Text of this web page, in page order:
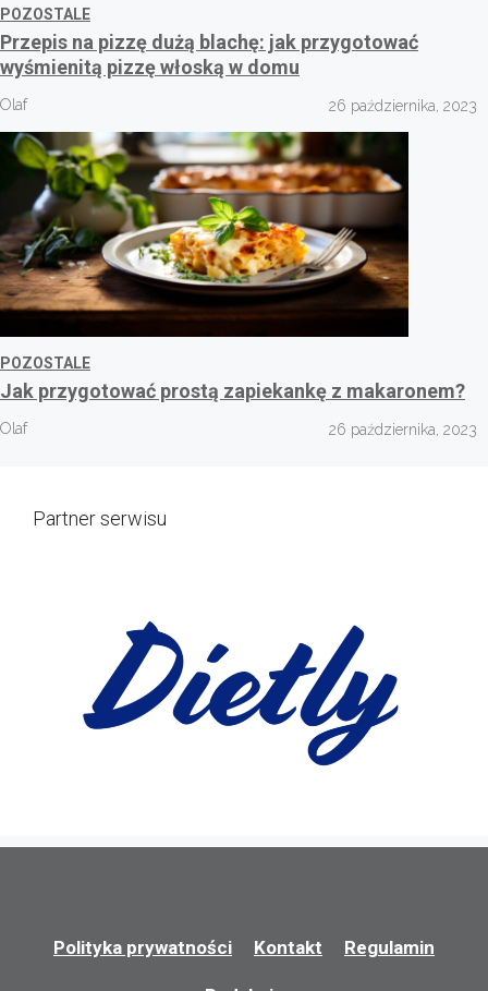
POZOSTALE
Przepis na pizzę dużą blachę: jak przygotować
wyśmienitą pizzę włoską w domu
Olaf 26 października, 2023
POZOSTALE
Jak przygotować prostą zapiekankę z makaronem?
Olaf 26 października, 2023
Partner serwisu
Polityka prywatności Kontakt Regulamin